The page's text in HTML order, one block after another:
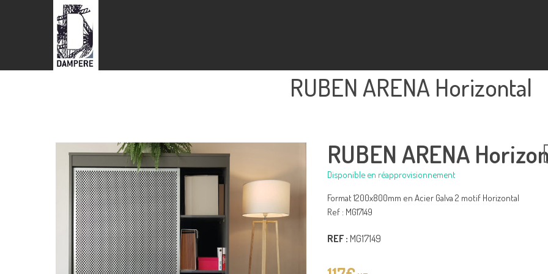
RUBEN ARENA Horizontal
RUBEN ARENA
Disponible en réapprovisionnement
Format 1200x800mm en Acier Galva 2 motif Horizontal
Ref : MG17149
REF : MG17149